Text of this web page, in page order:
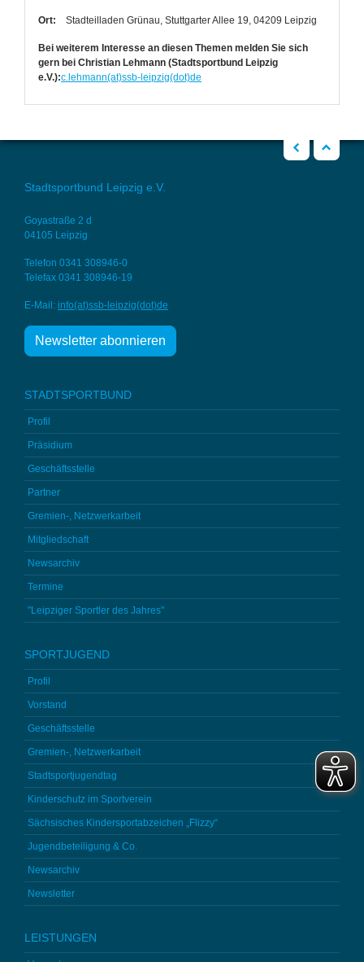
Ort: Stadteilladen Grünau, Stuttgarter Allee 19, 04209 Leipzig
Bei weiterem Interesse an diesen Themen melden Sie sich
gern bei Christian Lehmann (Stadtsportbund Leipzig
e.V.):c.lehmann(at)ssb-leipzig(dot)de
Nach oben
Stadtsportbund Leipzig e.V.
Goyastraße 2 d
04105 Leipzig
Telefon 0341 308946-0
Telefax 0341 308946-19
E-Mail: info(at)ssb- leipzig(dot)de
Newsletter abonnieren
STADTSPORTBUND
Profil
Präsidium
Geschäftsstelle
Partner
Gremien-, Netzwerkarbeit
Mitgliedschaft
Newsarchiv
Termine
"Leipziger Sportler des Jahres"
SPORTJUGEND
Profil
Vorstand
Geschäftsstelle
Gremien-, Netzwerkarbeit
Stadtsportjugendtag
Kinderschutz im Sportverein
Sächsisches Kindersportabzeichen „Flizzy“
Jugendbeteiligung & Co.
Newsarchiv
Newsletter
LEISTUNGEN